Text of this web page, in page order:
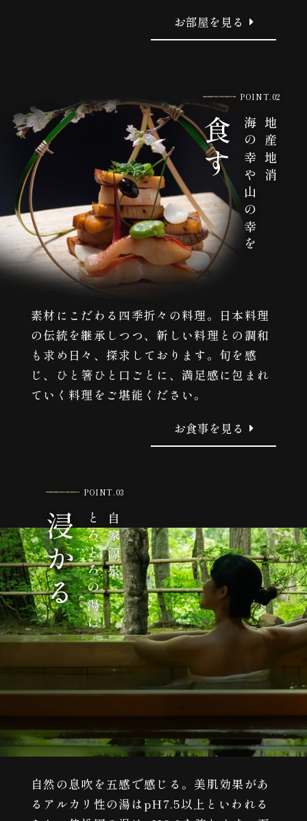
お部屋を見る
POINT.02
地産地消
海の幸や山の幸を
食す
素材にこだわる四季折々の料理。日本料理
の伝統を継承しつつ、新しい料理との調和
も求め日々、探求しております。旬を感
じ、ひと箸ひと口ごとに、満足感に包まれ
ていく料理をご堪能ください。
お食事を見る
POINT.03
自家源泉
とろとろの湯に
浸かる
自然の息吹を五感で感じる。美肌効果があ
るアルカリ性の湯はpH7.5以上といわれる